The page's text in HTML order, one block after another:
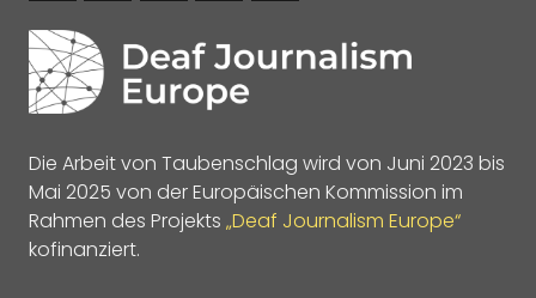
Die Arbeit von Taubenschlag wird von Juni 2023 bis
Mai 2025 von der Europäischen Kommission im
Rahmen des Projekts „Deaf Journalism Europe“
kofinanziert.